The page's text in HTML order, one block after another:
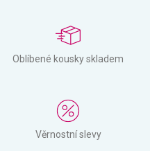
Oblíbené kousky skladem
Věrnostní slevy